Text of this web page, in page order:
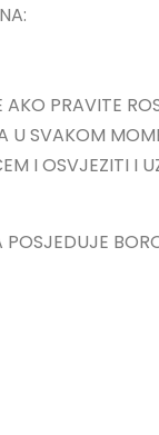
PRAVITE
U SVAKOM
I OSVJEZITI I